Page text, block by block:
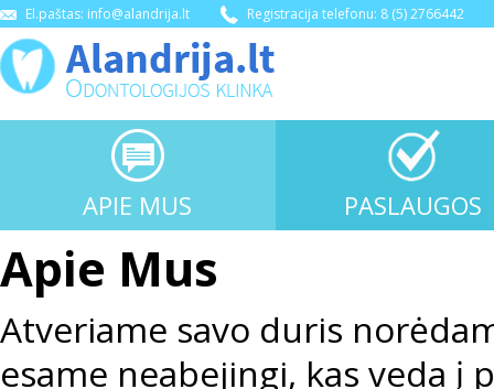
El.paštas: info@alandrija.lt Registracija telefonu: 8 (5) 2766442
APIE MUS PASLAUGOS
Apie Mus
Atveriame savo duris
esame neabejingi, kas veda